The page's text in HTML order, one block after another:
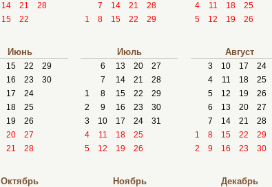
14 21
28
15 22
7
14 21
28
1
8 15 22 29
4
11 18
25
5
12 19 26
Июнь
15 22
29
16 23
30
17
24
18
25
19
26
20
27
21 28
Июль
6 13 20
27
7
14 21
28
1
8 15 22
29
2
9 16 23
30
3
10 17 24
31
4
11 18
25
5
12 19 26
Август
3 10 17 24
4
11 18
25
5
12 19
26
6
13 20
27
7
14 21
28
1
8 15 22
29
2
9 16 23 30
Октябрь Ноябрь Декабрь